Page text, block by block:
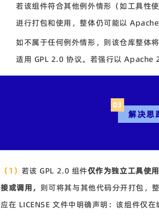
若该组件符合其他例外情形（如工具性
进行打包和使用，整体仍可能以 Apache
如不属于任何例外情形，则该仓库整体
适用 GPL 2.0 协议。若强行以 Apache
03
解决思
（1） 若该 GPL 2.0 组件仅作为独立工具使
接或调用， 则可将其与其他代码分开打包，
应在 LICENSE 文件中明确声明：该组件仅